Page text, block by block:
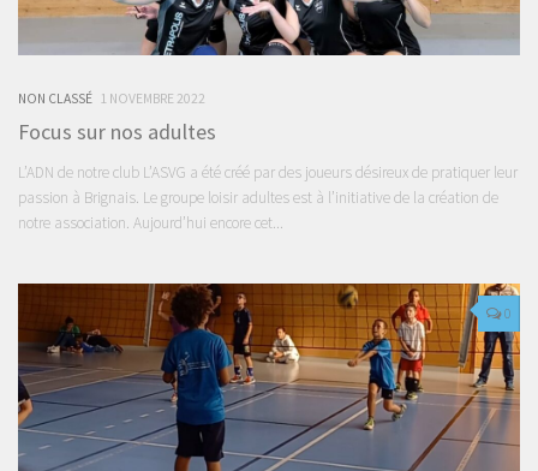
NON CLASSÉ 1 NOVEMBRE 2022
Focus sur nos adultes
L’ADN de notre club L’ASVG a été créé par des joueurs désireux de pratiquer leur
passion à Brignais. Le groupe loisir adultes est à l’initiative de la création de
notre association. Aujourd’hui encore cet...
0